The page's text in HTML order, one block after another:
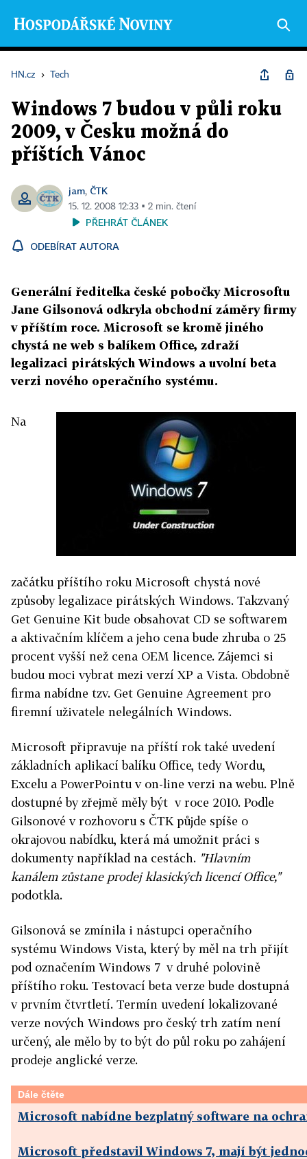
HN.cz › Tech
Windows 7 budou v půli roku
2009, v Česku možná do
příštích Vánoc
jam, ČTK
15. 12. 2008 12:33 ▪ 2 min. čtení
PŘEHRÁT ČLÁNEK
ODEBÍRAT AUTORA
Generální ředitelka české pobočky Microsoftu
Jane Gilsonová odkryla obchodní záměry firmy
v příštím roce. Microsoft se kromě jiného
chystá ne web s balíkem Office, zdraží
legalizaci pirátských Windows a uvolní beta
verzi nového operačního systému.
Na
začátku příštího roku Microsoft chystá nové
způsoby legalizace pirátských Windows. Takzvaný
Get Genuine Kit bude obsahovat CD se softwarem
a aktivačním klíčem a jeho cena bude zhruba o 25
procent vyšší než cena OEM licence. Zájemci si
budou moci vybrat mezi verzí XP a Vista. Obdobně
firma nabídne tzv. Get Genuine Agreement pro
firemní uživatele nelegálních Windows.
Microsoft připravuje na příští rok také uvedení
základních aplikací balíku Office, tedy Wordu,
Excelu a PowerPointu v on-line verzi na webu. Plně
dostupné by zřejmě měly být v roce 2010. Podle
Gilsonové v rozhovoru s ČTK půjde spíše o
okrajovou nabídku, která má umožnit práci s
dokumenty například na cestách. "Hlavním
kanálem zůstane prodej klasických licencí Office,"
podotkla.
Gilsonová se zmínila i nástupci operačního
systému Windows Vista, který by měl na trh přijít
pod označením Windows 7 v druhé polovině
příštího roku. Testovací beta verze bude dostupná
v prvním čtvrtletí. Termín uvedení lokalizované
verze nových Windows pro český trh zatím není
určený, ale mělo by to být do půl roku po zahájení
prodeje anglické verze.
Dále čtěte
Microsoft nabídne bezplatný software na
Microsoft představil Windows 7, mají být